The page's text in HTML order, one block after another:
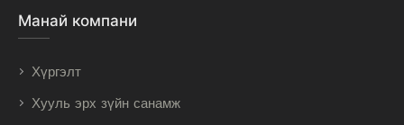
Манай компани
Хүргэлт
Хууль эрх зүйн санамж